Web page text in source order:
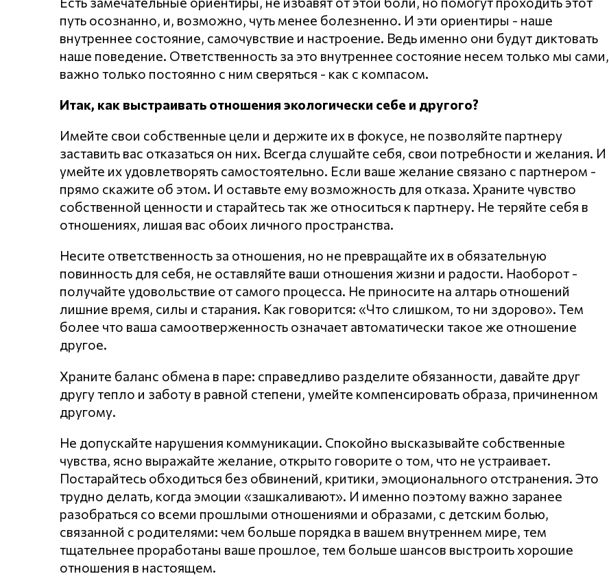
путь осознанно, и, возможно, чуть менее болезненно. И эти ориентиры - наше
внутреннее состояние, самочувствие и настроение. Ведь именно они будут диктовать
наше поведение. Ответственность за это внутреннее состояние несем только мы сами,
важно только постоянно с ним сверяться - как с компасом.
Итак, как выстраивать отношения экологически себе и другого?
Имейте свои собственные цели и держите их в фокусе, не позволяйте партнеру
заставить вас отказаться он них. Всегда слушайте себя, свои потребности и желания. И
умейте их удовлетворять самостоятельно. Если ваше желание связано с партнером -
прямо скажите об этом. И оставьте ему возможность для отказа. Храните чувство
собственной ценности и старайтесь так же относиться к партнеру. Не теряйте себя в
отношениях, лишая вас обоих личного пространства.
Несите ответственность за отношения, но не превращайте их в обязательную
повинность для себя, не оставляйте ваши отношения жизни и радости. Наоборот -
получайте удовольствие от самого процесса. Не приносите на алтарь отношений
лишние время, силы и старания. Как говорится: «Что слишком, то ни здорово». Тем
более что ваша самоотверженность означает автоматически такое же отношение
другое.
Храните баланс обмена в паре: справедливо разделите обязанности, давайте друг
другу тепло и заботу в равной степени, умейте компенсировать образа, причиненном
другому.
Не допускайте нарушения кoммyникaции. Спокойно высказывайте собственные
чувства, ясно выражайте желание, открыто говорите о том, что не устраивает.
Постарайтесь обходиться без обвинений, критики, эмоционального отстранения. Это
трудно делать, когда эмоции «зашкаливают». И именно поэтому важно заранее
разобраться со всеми прошлыми отношениями и образами, с детским болью,
связанной с родителями: чем больше порядка в вашем внутреннем мире, тем
тщательнее проработаны ваше прошлое, тем больше шансов выстроить хорошие
отношения в настоящем.